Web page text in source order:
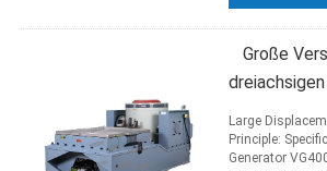
Große
Large
Principle:
Generator